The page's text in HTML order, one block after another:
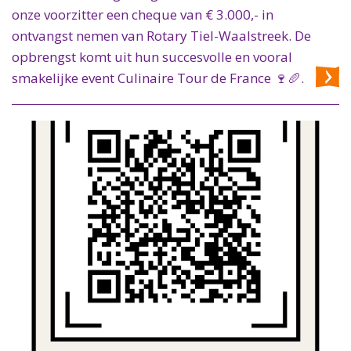
onze voorzitter een cheque van € 3.000,- in
ontvangst nemen van Rotary Tiel-Waalstreek. De
opbrengst komt uit hun succesvolle en vooral
smakelijke event Culinaire Tour de France 🍷🥖.